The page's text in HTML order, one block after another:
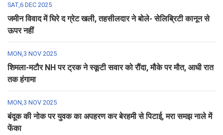
SAT,6 DEC 2025
जमीन विवाद में घिरे द ग्रेट खली, तहसीलदार ने बोले- सेलिब्रिटी कानून से
ऊपर नहीं
MON,3 NOV 2025
शिमला-मटौर NH पर ट्रक ने स्कूटी सवार को रौंदा, मौके पर मौत, आधी रात
तक हंगामा
MON,3 NOV 2025
बंदूक की नोक पर युवक का अपहरण कर बेरहमी से पिटाई, मरा समझ नाले में
फेंका